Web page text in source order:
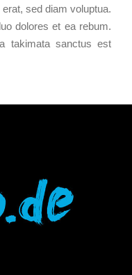
sed diam voluptua.
dolores et ea rebum.
takimata sanctus est